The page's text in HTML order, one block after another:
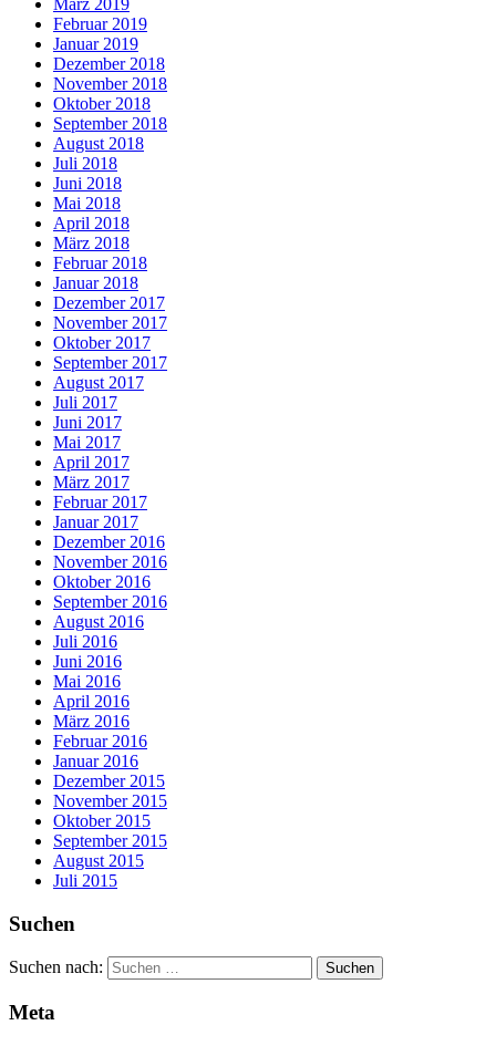
Februar 2019
Januar 2019
Dezember 2018
November 2018
Oktober 2018
September 2018
August 2018
Juli 2018
Juni 2018
Mai 2018
April 2018
März 2018
Februar 2018
Januar 2018
Dezember 2017
November 2017
Oktober 2017
September 2017
August 2017
Juli 2017
Juni 2017
Mai 2017
April 2017
März 2017
Februar 2017
Januar 2017
Dezember 2016
November 2016
Oktober 2016
September 2016
August 2016
Juli 2016
Juni 2016
Mai 2016
April 2016
März 2016
Februar 2016
Januar 2016
Dezember 2015
November 2015
Oktober 2015
September 2015
August 2015
Juli 2015
Suchen
Suchen nach:
Meta